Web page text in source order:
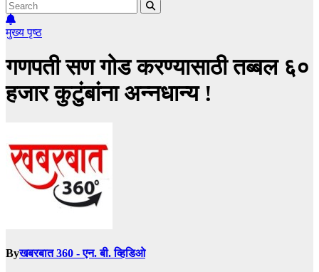
मुख्य पृष्ठ
गणपती सण गोड करण्यासाठी तब्बल ६०
हजार कुटुंबांना अन्नधान्य !
Byखबरबात 360 - एन. बी. व्हिडिओ